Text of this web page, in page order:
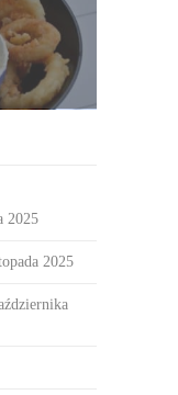
2025
2025